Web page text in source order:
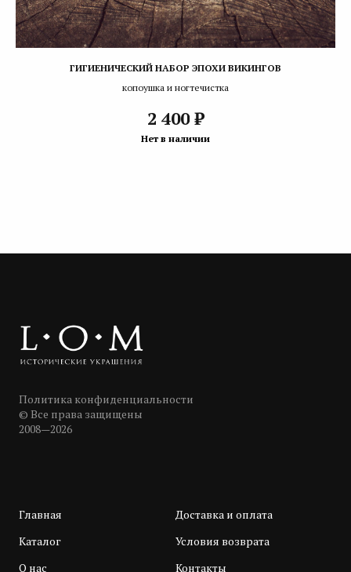
ГИГИЕНИЧЕСКИЙ НАБОР ЭПОХИ ВИКИНГОВ
копоушка и ногтечистка
2 400 ₽
Нет в наличии
Политика конфиденциальности
© Все права защищены
2008—2026
Главная
Каталог
О нас
Доставка и оплата
Условия возврата
Контакты